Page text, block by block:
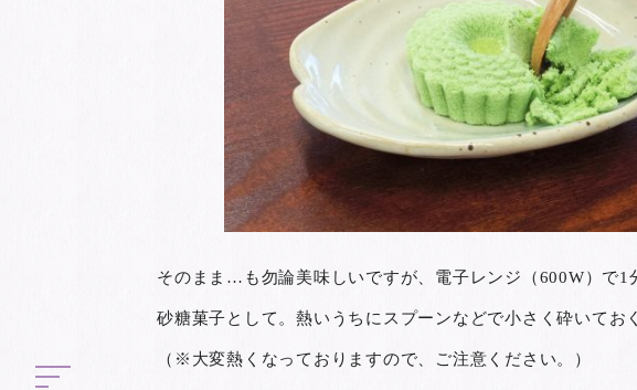
そのまま…も勿論美味しいですが、電子レンジ（600W）で1
砂糖菓子として。熱いうちにスプーンなどで小さく砕いてお
（※大変熱くなっておりますので、ご注意ください。）